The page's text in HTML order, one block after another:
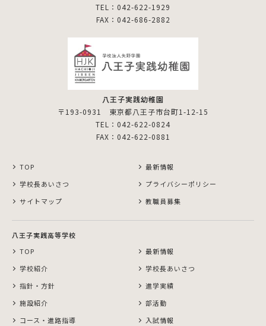
TEL：042-622-1929
FAX：042-686-2882
八王子実践幼稚園
〒193-0931 東京都八王子市台町1-12-15
TEL：042-622-0824
FAX：042-622-0881
TOP
最新情報
学校長あいさつ
プライバシーポリシー
サイトマップ
教職員募集
八王子実践高等学校
TOP
最新情報
学校紹介
学校長あいさつ
指針・方針
進学実績
施設紹介
部活動
コース・進路指導
入試情報